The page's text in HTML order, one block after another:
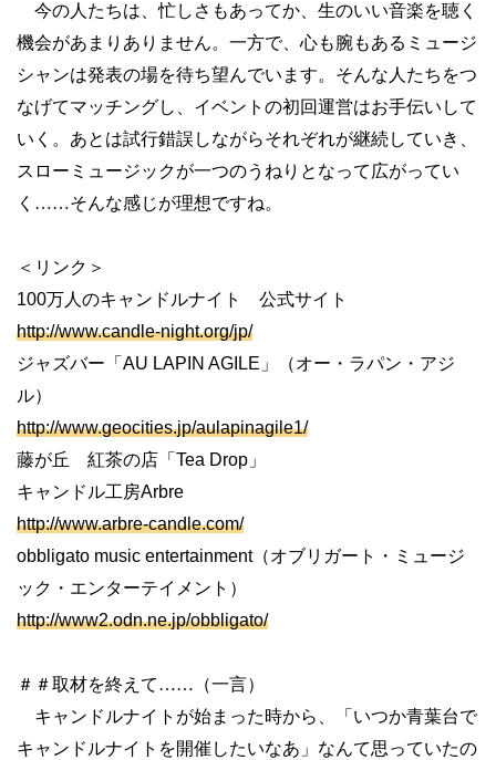
今の人たちは、忙しさもあってか、生のいい音楽を聴く
機会があまりありません。一方で、心も腕もあるミュージ
シャンは発表の場を待ち望んでいます。そんな人たちをつ
なげてマッチングし、イベントの初回運営はお手伝いして
いく。あとは試行錯誤しながらそれぞれが継続していき、
スローミュージックが一つのうねりとなって広がってい
く……そんな感じが理想ですね。
＜リンク＞
100万人のキャンドルナイト 公式サイト
http://www.candle-night.org/jp/
ジャズバー「AU LAPIN AGILE」（オー・ラパン・アジ
ル）
http://www.geocities.jp/aulapinagile1/
藤が丘 紅茶の店「Tea Drop」
キャンドル工房Arbre
http://www.arbre-candle.com/
obbligato music entertainment（オブリガート・ミュージ
ック・エンターテイメント）
http://www2.odn.ne.jp/obbligato/
＃＃取材を終えて……（一言）
キャンドルナイトが始まった時から、「いつか青葉台で
キャンドルナイトを開催したいなあ」なんて思っていたの